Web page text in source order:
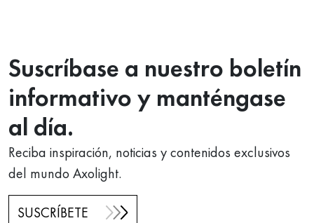
Suscríbase a nuestro boletín
informativo y manténgase
al día.
Reciba inspiración, noticias y contenidos exclusivos
del mundo Axolight.
SUSCRÍBETE